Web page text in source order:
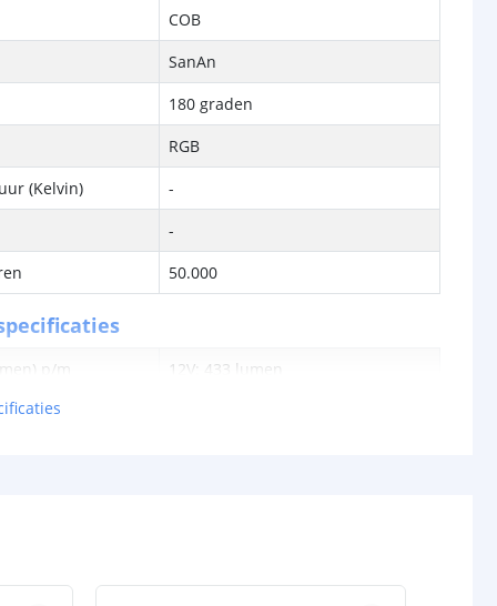
COB
SanAn
180 graden
RGB
(Kelvin)
-
-
50.000
p/m
12V: 433 lumen
24V: 0,017 watt